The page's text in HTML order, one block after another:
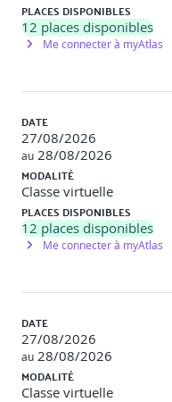
● Introduction aux
axe-core, pa11y,
éviter (0h45)
● IA et accessibilité :
via ChatGPT +
● Liste des erreurs
solutions (liens sans
● Simulation de
orale d’un plan correctif
documenter sa
PLACES DISPONIBLES
12 places disponibles
Me connecter à myAtlas
DATE
27/08/2026
au 28/08/2026
MODALITÉ
Classe virtuelle
PLACES DISPONIBLES
12 places disponibles
Me connecter à myAtlas
DATE
27/08/2026
au 28/08/2026
MODALITÉ
Classe virtuelle